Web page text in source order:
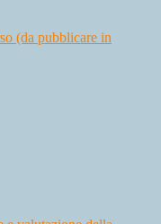
(da pubblicare in